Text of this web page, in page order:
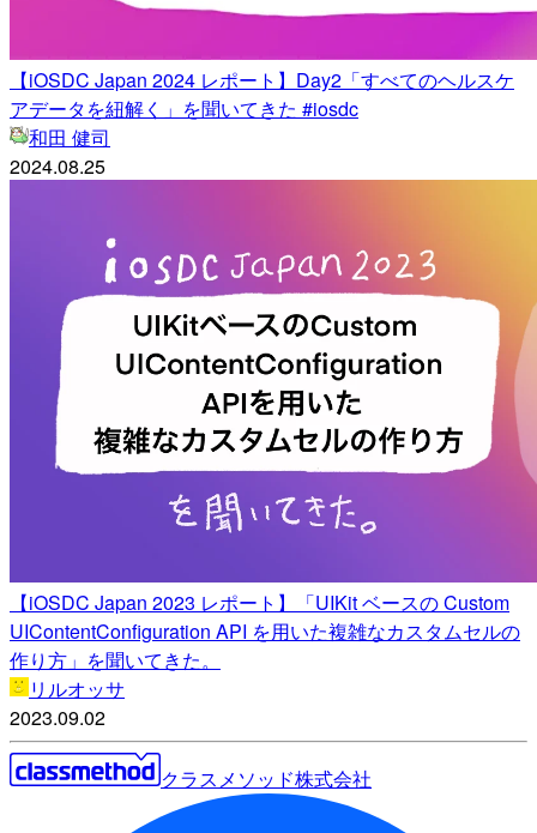
【iOSDC Japan 2024 レポート】Day2「すべてのヘルスケ
アデータを紐解く」を聞いてきた #iosdc
和田 健司
2024.08.25
【iOSDC Japan 2023 レポート】「UIKit ベースの Custom
UIContentConfiguration API を用いた複雑なカスタムセルの
作り方」を聞いてきた。
リルオッサ
2023.09.02
クラスメソッド株式会社